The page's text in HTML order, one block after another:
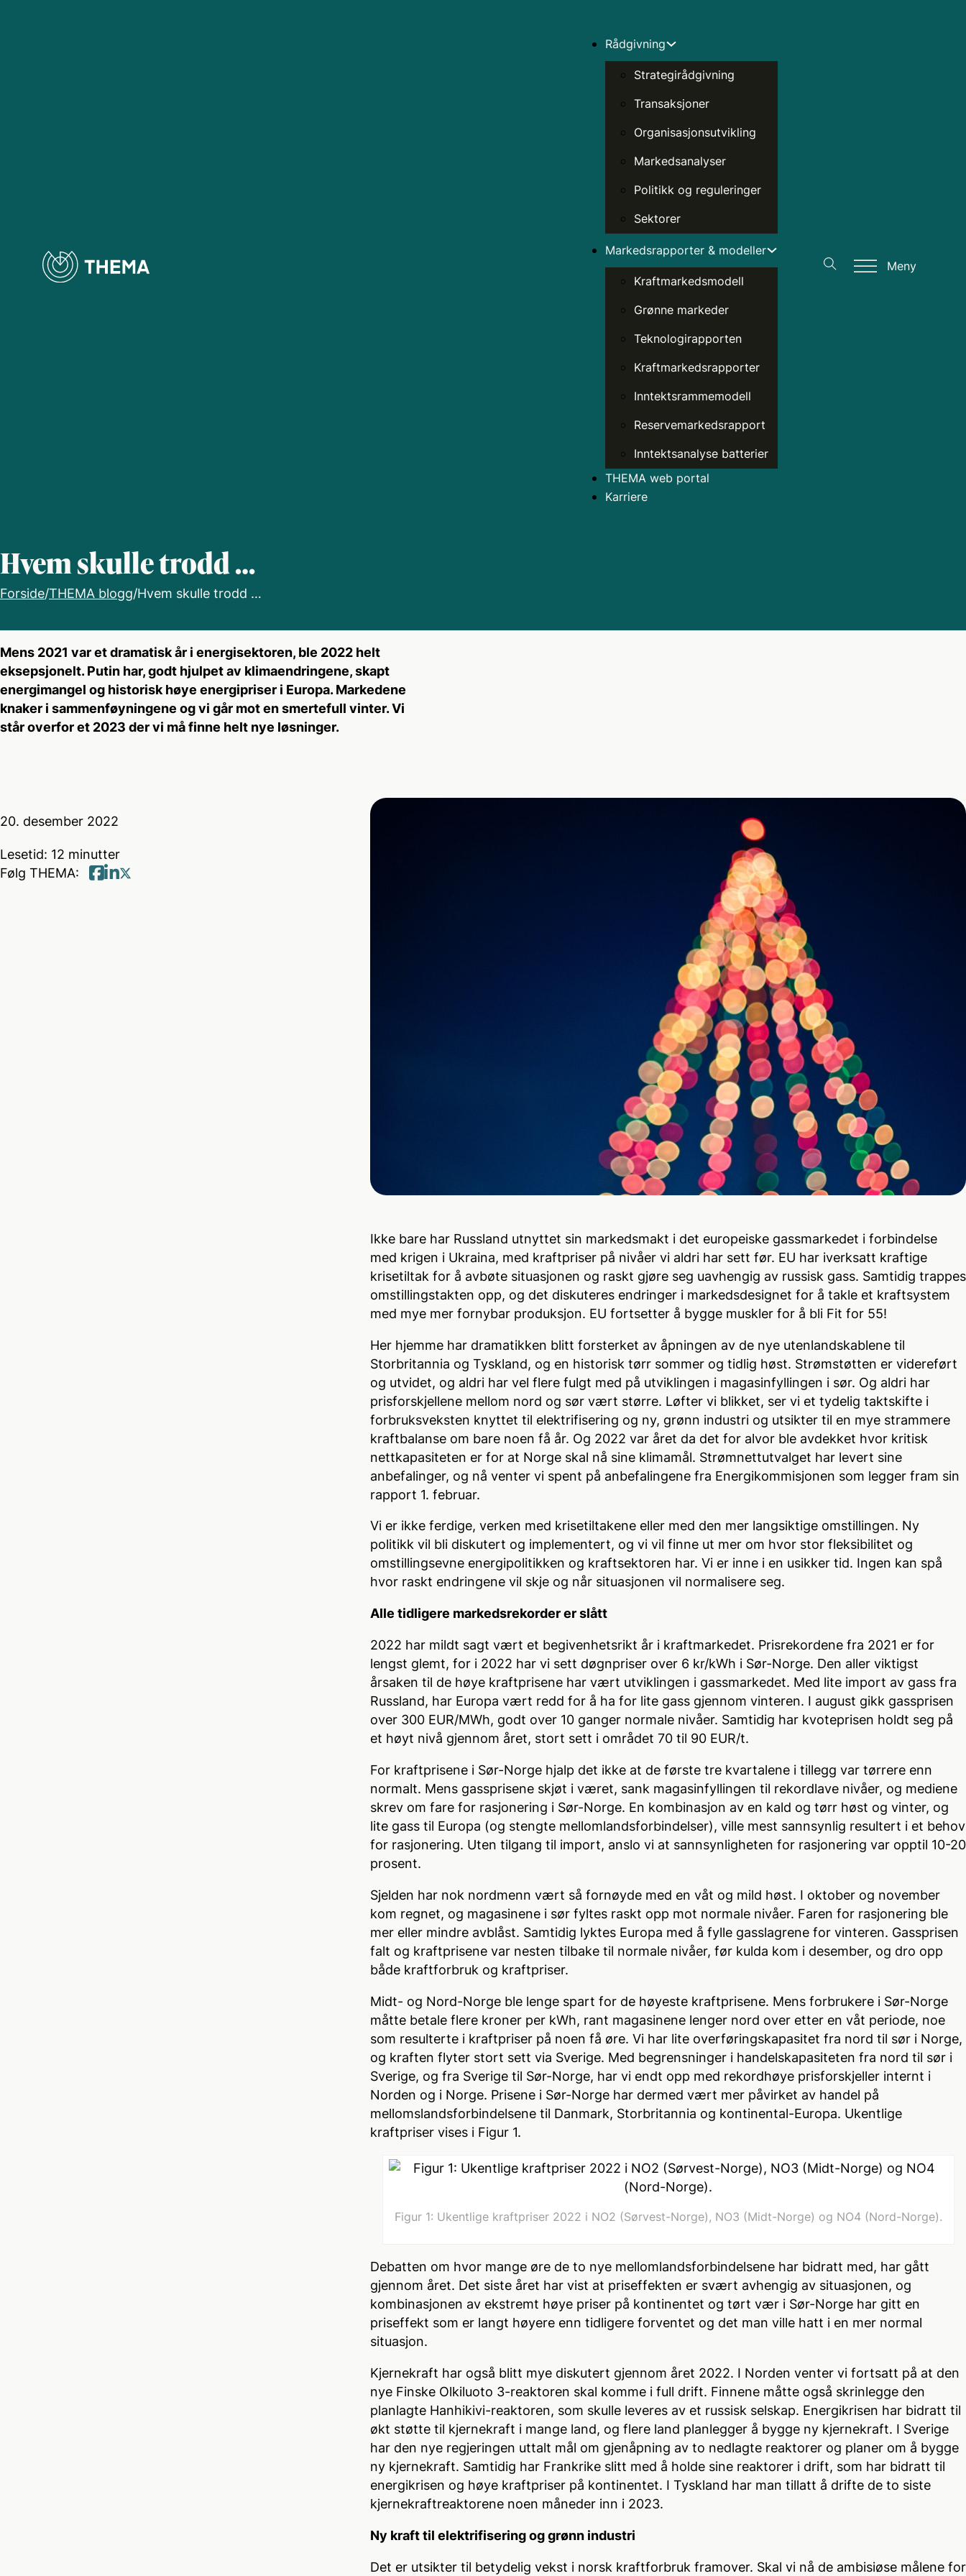
Rådgivning
Strategirådgivning
Transaksjoner
Organisasjonsutvikling
Markedsanalyser
Politikk og reguleringer
Sektorer
Markedsrapporter & modeller
Kraftmarkedsmodell
Grønne markeder
Teknologirapporten
Kraftmarkedsrapporter
Inntektsrammemodell
Reservemarkedsrapport
Inntektsanalyse batterier
THEMA web portal
Karriere
Meny
Hvem skulle trodd …
Forside/THEMA blogg/Hvem skulle trodd …
Mens 2021 var et dramatisk år i energisektoren, ble 2022 helt
eksepsjonelt. Putin har, godt hjulpet av klimaendringene, skapt
energimangel og historisk høye energipriser i Europa. Markedene
knaker i sammenføyningene og vi går mot en smertefull vinter. Vi
står overfor et 2023 der vi må finne helt nye løsninger.
20. desember 2022
Lesetid: 12 minutter
Følg THEMA:
Follow us on Facebook
Follow us on linkedin
Follow us on twitter
Ikke bare har Russland utnyttet sin markedsmakt i det europeiske gassmarkedet i forbindelse
med krigen i Ukraina, med kraftpriser på nivåer vi aldri har sett før. EU har iverksatt kraftige
krisetiltak for å avbøte situasjonen og raskt gjøre seg uavhengig av russisk gass. Samtidig trappes
omstillingstakten opp, og det diskuteres endringer i markedsdesignet for å takle et kraftsystem
med mye mer fornybar produksjon. EU fortsetter å bygge muskler for å bli Fit for 55!
Her hjemme har dramatikken blitt forsterket av åpningen av de nye utenlandskablene til
Storbritannia og Tyskland, og en historisk tørr sommer og tidlig høst. Strømstøtten er videreført
og utvidet, og aldri har vel flere fulgt med på utviklingen i magasinfyllingen i sør. Og aldri har
prisforskjellene mellom nord og sør vært større. Løfter vi blikket, ser vi et tydelig taktskifte i
forbruksveksten knyttet til elektrifisering og ny, grønn industri og utsikter til en mye strammere
kraftbalanse om bare noen få år. Og 2022 var året da det for alvor ble avdekket hvor kritisk
nettkapasiteten er for at Norge skal nå sine klimamål. Strømnettutvalget har levert sine
anbefalinger, og nå venter vi spent på anbefalingene fra Energikommisjonen som legger fram sin
rapport 1. februar.
Vi er ikke ferdige, verken med krisetiltakene eller med den mer langsiktige omstillingen. Ny
politikk vil bli diskutert og implementert, og vi vil finne ut mer om hvor stor fleksibilitet og
omstillingsevne energipolitikken og kraftsektoren har. Vi er inne i en usikker tid. Ingen kan spå
hvor raskt endringene vil skje og når situasjonen vil normalisere seg.
Alle tidligere markedsrekorder er slått
2022 har mildt sagt vært et begivenhetsrikt år i kraftmarkedet. Prisrekordene fra 2021 er for
lengst glemt, for i 2022 har vi sett døgnpriser over 6 kr/kWh i Sør-Norge. Den aller viktigst
årsaken til de høye kraftprisene har vært utviklingen i gassmarkedet. Med lite import av gass fra
Russland, har Europa vært redd for å ha for lite gass gjennom vinteren. I august gikk gassprisen
over 300 EUR/MWh, godt over 10 ganger normale nivåer. Samtidig har kvoteprisen holdt seg på
et høyt nivå gjennom året, stort sett i området 70 til 90 EUR/t.
For kraftprisene i Sør-Norge hjalp det ikke at de første tre kvartalene i tillegg var tørrere enn
normalt. Mens gassprisene skjøt i været, sank magasinfyllingen til rekordlave nivåer, og mediene
skrev om fare for rasjonering i Sør-Norge. En kombinasjon av en kald og tørr høst og vinter, og
lite gass til Europa (og stengte mellomlandsforbindelser), ville mest sannsynlig resultert i et behov
for rasjonering. Uten tilgang til import, anslo vi at sannsynligheten for rasjonering var opptil 10-20
prosent.
Sjelden har nok nordmenn vært så fornøyde med en våt og mild høst. I oktober og november
kom regnet, og magasinene i sør fyltes raskt opp mot normale nivåer. Faren for rasjonering ble
mer eller mindre avblåst. Samtidig lyktes Europa med å fylle gasslagrene for vinteren. Gassprisen
falt og kraftprisene var nesten tilbake til normale nivåer, før kulda kom i desember, og dro opp
både kraftforbruk og kraftpriser.
Midt- og Nord-Norge ble lenge spart for de høyeste kraftprisene. Mens forbrukere i Sør-Norge
måtte betale flere kroner per kWh, rant magasinene lenger nord over etter en våt periode, noe
som resulterte i kraftpriser på noen få øre. Vi har lite overføringskapasitet fra nord til sør i Norge,
og kraften flyter stort sett via Sverige. Med begrensninger i handelskapasiteten fra nord til sør i
Sverige, og fra Sverige til Sør-Norge, har vi endt opp med rekordhøye prisforskjeller internt i
Norden og i Norge. Prisene i Sør-Norge har dermed vært mer påvirket av handel på
mellomslandsforbindelsene til Danmark, Storbritannia og kontinental-Europa. Ukentlige
kraftpriser vises i Figur 1.
Figur 1: Ukentlige kraftpriser 2022 i NO2 (Sørvest-Norge), NO3 (Midt-Norge) og NO4 (Nord-Norge).
Debatten om hvor mange øre de to nye mellomlandsforbindelsene har bidratt med, har gått
gjennom året. Det siste året har vist at priseffekten er svært avhengig av situasjonen, og
kombinasjonen av ekstremt høye priser på kontinentet og tørt vær i Sør-Norge har gitt en
priseffekt som er langt høyere enn tidligere forventet og det man ville hatt i en mer normal
situasjon.
Kjernekraft har også blitt mye diskutert gjennom året 2022. I Norden venter vi fortsatt på at den
nye Finske Olkiluoto 3-reaktoren skal komme i full drift. Finnene måtte også skrinlegge den
planlagte Hanhikivi-reaktoren, som skulle leveres av et russisk selskap. Energikrisen har bidratt til
økt støtte til kjernekraft i mange land, og flere land planlegger å bygge ny kjernekraft. I Sverige
har den nye regjeringen uttalt mål om gjenåpning av to nedlagte reaktorer og planer om å bygge
ny kjernekraft. Samtidig har Frankrike slitt med å holde sine reaktorer i drift, som har bidratt til
energikrisen og høye kraftpriser på kontinentet. I Tyskland har man tillatt å drifte de to siste
kjernekraftreaktorene noen måneder inn i 2023.
Ny kraft til elektrifisering og grønn industri
Det er utsikter til betydelig vekst i norsk kraftforbruk framover. Skal vi nå de ambisiøse målene for